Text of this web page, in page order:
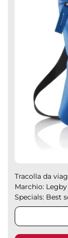
Tracolla da
Marchio:
Specials: Best